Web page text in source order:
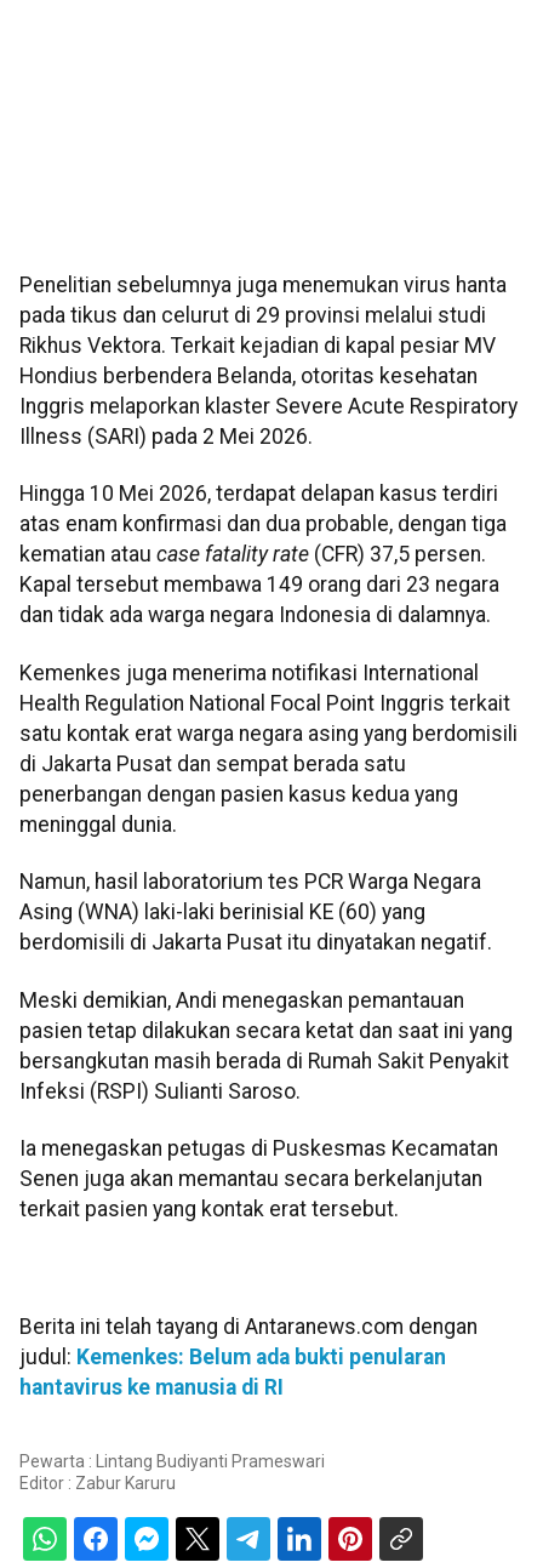
Penelitian sebelumnya juga menemukan virus hanta
pada tikus dan celurut di 29 provinsi melalui studi
Rikhus Vektora. Terkait kejadian di kapal pesiar MV
Hondius berbendera Belanda, otoritas kesehatan
Inggris melaporkan klaster Severe Acute Respiratory
Illness (SARI) pada 2 Mei 2026.
Hingga 10 Mei 2026, terdapat delapan kasus terdiri
atas enam konfirmasi dan dua probable, dengan tiga
kematian atau case fatality rate (CFR) 37,5 persen.
Kapal tersebut membawa 149 orang dari 23 negara
dan tidak ada warga negara Indonesia di dalamnya.
Kemenkes juga menerima notifikasi International
Health Regulation National Focal Point Inggris terkait
satu kontak erat warga negara asing yang berdomisili
di Jakarta Pusat dan sempat berada satu
penerbangan dengan pasien kasus kedua yang
meninggal dunia.
Namun, hasil laboratorium tes PCR Warga Negara
Asing (WNA) laki-laki berinisial KE (60) yang
berdomisili di Jakarta Pusat itu dinyatakan negatif.
Meski demikian, Andi menegaskan pemantauan
pasien tetap dilakukan secara ketat dan saat ini yang
bersangkutan masih berada di Rumah Sakit Penyakit
Infeksi (RSPI) Sulianti Saroso.
Ia menegaskan petugas di Puskesmas Kecamatan
Senen juga akan memantau secara berkelanjutan
terkait pasien yang kontak erat tersebut.
Berita ini telah tayang di Antaranews.com dengan
judul: Kemenkes: Belum ada bukti penularan
hantavirus ke manusia di RI
Pewarta : Lintang Budiyanti Prameswari
Editor : Zabur Karuru